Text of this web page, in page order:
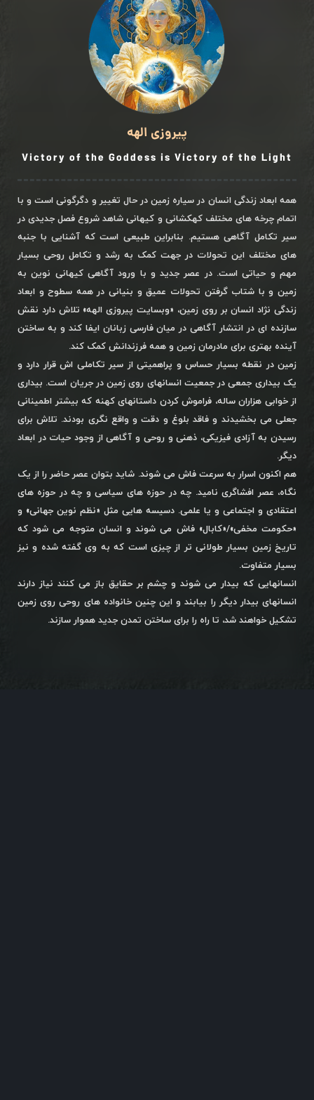
پیروزی الهه
Victory of the Goddess is Victory of the Light
همه ابعاد زندگی انسان در سیاره زمین در حال تغییر و دگرگونی است و با
اتمام چرخه های مختلف کهکشانی و کیهانی شاهد شروع فصل جدیدی در
سیر تکامل آگاهی هستیم. بنابراین طبیعی است که آشنایی با جنبه
های مختلف این تحولات در جهت کمک به رشد و تکامل روحی بسیار
مهم و حیاتی است. در عصر جدید و با ورود آگاهی کیهانی نوین به
زمین و با شتاب گرفتن تحولات عمیق و بنیانی در همه سطوح و ابعاد
زندگی نژاد انسان بر روی زمین، «وبسایت پیروزی الهه» تلاش دارد نقش
سازنده ای در انتشار آگاهی در میان فارسی زبانان ایفا کند و به ساختن
آینده بهتری برای مادرمان زمین و همه فرزندانش کمک کند.
زمین در نقطه بسیار حساس و پراهمیتی از سیر تکاملی اش قرار دارد و
یک بیداری جمعی در جمعیت انسانهای روی زمین در جریان است. بیداری
از خوابی هزاران ساله، فراموش کردن داستانهای کهنه که بیشتر اطمینانی
جعلی می بخشیدند و فاقد بلوغ و دقت و واقع نگری بودند. تلاش برای
رسیدن به آزادی فیزیکی، ذهنی و روحی و آگاهی از وجود حیات در ابعاد
دیگر.
هم اکنون اسرار به سرعت فاش می شوند. شاید بتوان عصر حاضر را از یک
نگاه، عصر افشاگری نامید. چه در حوزه های سیاسی و چه در حوزه های
اعتقادی و اجتماعی و یا علمی. دسیسه هایی مثل «نظم نوین جهانی» و
«حکومت مخفی»/«کابال» فاش می شوند و انسان متوجه می شود که
تاریخ زمین بسیار طولانی تر از چیزی است که به وی گفته شده و نیز
بسیار متفاوت.
انسانهایی که بیدار می شوند و چشم بر حقایق باز می کنند نیاز دارند
انسانهای بیدار دیگر را بیابند و این چنین خانواده های روحی روی زمین
تشکیل خواهند شد، تا راه را برای ساختن تمدن جدید هموار سازند.